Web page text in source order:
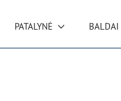
PATALYNĖ BALDAI